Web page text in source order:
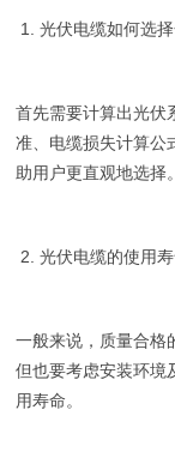
1. 光伏电缆如何选
首先需要计算出光伏
准、电缆损失计算公
助用户更直观地选择。
2. 光伏电缆的使用
一般来说，质量合格
但也要考虑安装环境
用寿命。